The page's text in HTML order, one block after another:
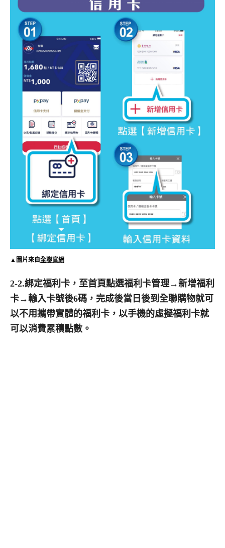
▲圖片來自全聯官網
2-2.綁定福利卡，至首頁點選福利卡管理→新增福利
卡→輸入卡號後6碼，完成後當日後到全聯購物就可
以不用攜帶實體的福利卡，以手機的虛擬福利卡就
可以消費累積點數。